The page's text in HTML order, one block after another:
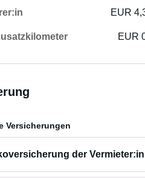
EUR
EUR
Versicherungen
der Vermieter:in